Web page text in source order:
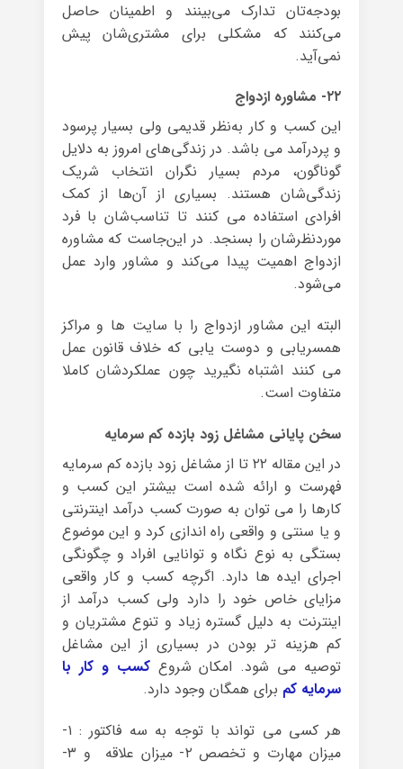
بودجه‌تان تدارک می‌بینند و اطمینان حاصل
می‌کنند که مشکلی برای مشتری‌شان پیش
نمی‌آید.
۲۲- مشاوره‌ ازدواج
این کسب و کار به‌نظر قدیمی ولی بسیار پرسود
و پردرآمد می باشد. در زندگی‌های امروز به دلایل
گوناگون، مردم بسیار نگران انتخاب شریک
زندگی‌شان هستند. بسیاری از آن‌ها از کمک
افرادی استفاده می کنند تا تناسب‌شان با فرد
موردنظرشان را بسنجد. در این‌جاست که مشاوره‌
ازدواج اهمیت پیدا می‌کند و مشاور وارد عمل
می‌شود.
البته این مشاور ازدواج را با سایت ها و مراکز
همسریابی و دوست یابی که خلاف قانون عمل
می کنند اشتباه نگیرید چون عملکردشان کاملا
متفاوت است.
سخن پایانی مشاغل زود بازده کم سرمایه
در این مقاله ۲۲ تا از مشاغل زود بازده کم سرمایه
فهرست و ارائه شده است بیشتر این کسب و
کارها را می توان به صورت کسب درآمد اینترنتی
و یا سنتی و واقعی راه اندازی کرد و این موضوع
بستگی به نوع نگاه و توانایی افراد و چگونگی
اجرای ایده ها دارد. اگرچه کسب و کار واقعی
مزایای خاص خود را دارد ولی کسب درآمد از
اینترنت به دلیل گستره زیاد و تنوع مشتریان و
کم هزینه تر بودن در بسیاری از این مشاغل
توصیه می شود. امکان شروعکسب و کار با
سرمایه کم برای همگان وجود دارد.
هر کسی می تواند با توجه به سه فاکتور : ۱-
میزان مهارت و تخصص ۲- میزان علاقه و ۳-